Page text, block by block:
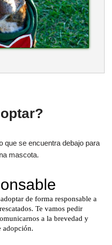
que se encuentra debajo para
mascota.